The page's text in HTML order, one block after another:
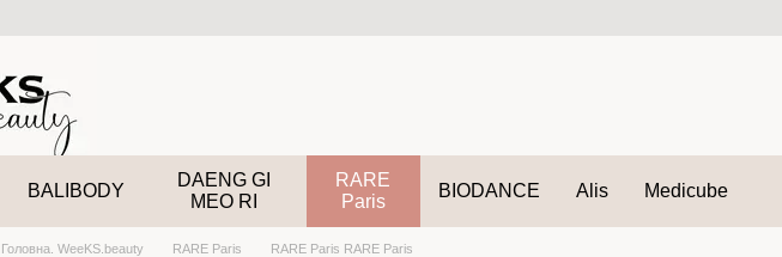
BALIBODY
DAENG GI
MEO RI
RARE
Paris
BIODANCE Alis Medicube
Головна. WeeKS.beauty RARE Paris
RARE Paris RARE Paris